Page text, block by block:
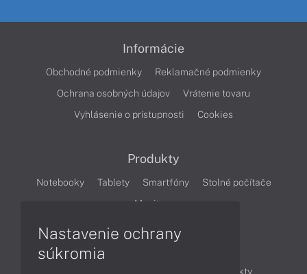
Informácie
Obchodné podmienky
Reklamačné podmienky
Ochrana osobných údajov
Vrátenie tovaru
Vyhlásenie o prístupnosti
Cookies
Produkty
Notebooky Tablety Smartfóny
Stolné počítače
Monitory
Produkty
Nastavenie ochrany
súkromia